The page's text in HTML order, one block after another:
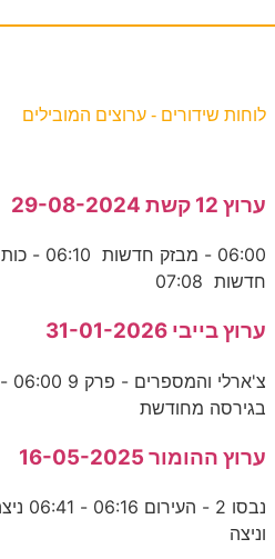
לוחות שידורים - ערוצים המובילים
ערוץ 12 קשת 29-08-2024
חדשות 07:08
ערוץ בייבי 31-01-2026
בגירסה מחודשת
ערוץ ההומור 16-05-2025
וניצה